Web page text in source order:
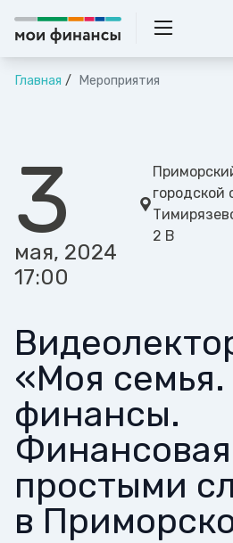
Главная Мероприятия
3
мая, 2024
17:00
городской
2 В
«Моя
финансы.
простыми
в